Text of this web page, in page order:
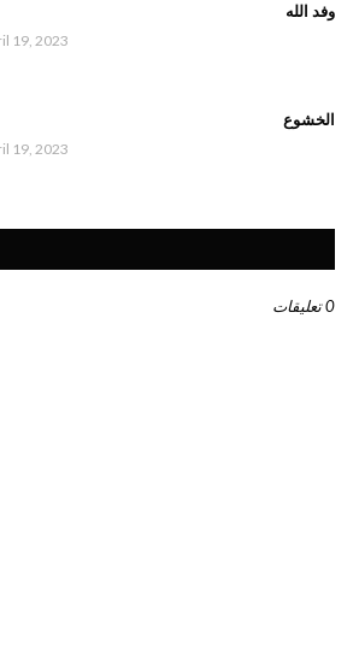
وفد الله
19, 2023
الخشوع
19, 2023
0 تعليقات